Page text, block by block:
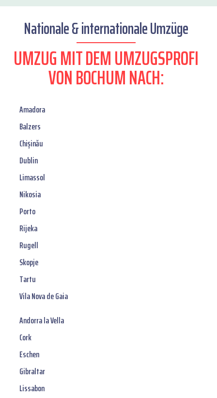
Nationale & internationale Umzüge
UMZUG MIT DEM UMZUGSPROFI
VON BOCHUM NACH:
Amadora
Balzers
Chișinău
Dublin
Limassol
Nikosia
Porto
Rijeka
Rugell
Skopje
Tartu
Vila Nova de Gaia
Andorra la Vella
Cork
Eschen
Gibraltar
Lissabon